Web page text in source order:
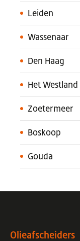
Leiden
Wassenaar
Den Haag
Het Westland
Zoetermeer
Boskoop
Gouda
Olieafscheiders